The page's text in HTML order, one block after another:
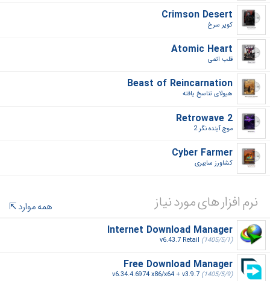
Crimson Desert
کویر سرخ‎
Atomic Heart
قلب اتمی‎
Beast of Reincarnation
هیولای تناسخ یافته‎
Retrowave 2
موج آینده نگر 2‎
Cyber Farmer
کشاورز سایبری‎
نرم افزار های مورد نیاز
همه موارد
Internet Download Manager
v6.43.7 Retail (1405/5/1)
Free Download Manager
v6.34.4.6974 x86/x64 + v3.9.7 (1405/5/9)